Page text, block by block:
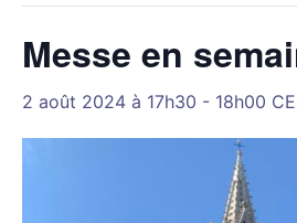
Messe en
2 août 2024 à 17h30 - 18h00